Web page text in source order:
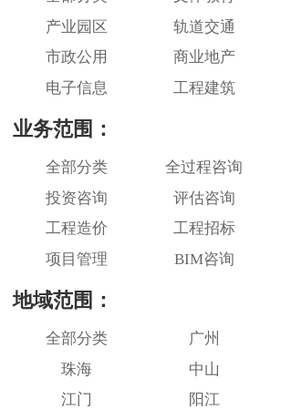
产业园区
轨道交通
市政公用
商业地产
电子信息
工程建筑
业务范围：
全部分类 全过程咨询
投资咨询
评估咨询
工程造价
工程招标
项目管理
BIM咨询
地域范围：
全部分类 广州
珠海
中山
江门
阳江